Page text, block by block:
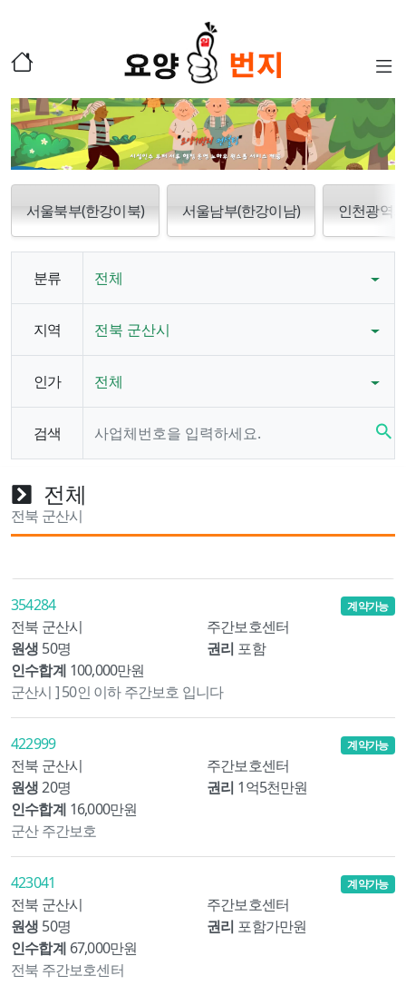
서울북부(한강이북) 서울남부(한강이남) 인천광역시
분류 전체
지역 전북 군산시
인가 전체
검색 search
전체
전북 군산시
354284
전북 군산시
주간보호센터
원생 50명 권리 포함
인수합계 100,000만원
계약가능
군산시 ] 50인 이하 주간보호 입니다
422999
전북 군산시
주간보호센터
원생 20명 권리 1억5천만원
인수합계 16,000만원
계약가능
군산 주간보호
423041
전북 군산시
주간보호센터
원생 50명 권리 포함가만원
인수합계 67,000만원
계약가능
전북 주간보호센터